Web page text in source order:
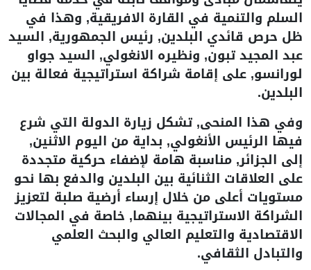
السلم والتنمية في القارة الافريقية, وهذا في
ظل حرص قائدي البلدين, رئيس الجمهورية, السيد
عبد المجيد تبون, ونظيره الانغولي, السيد جواو
لورانسو, على إقامة شراكة استراتيجية فعالة بين
البلدين.
وفي هذا المنحى, تشكل زيارة الدولة التي شرع
فيها الرئيس الأنغولي, بداية من اليوم الاثنين,
إلى الجزائر, مناسبة هامة لإضفاء حركية متجددة
على العلاقات الثنائية بين البلدين والدفع بها نحو
مستويات أعلى من خلال إرساء أرضية صلبة لتعزيز
الشراكة الاستراتيجية بينهما, خاصة في المجالات
الاقتصادية والتعليم العالي والبحث العلمي
والتبادل الثقافي.